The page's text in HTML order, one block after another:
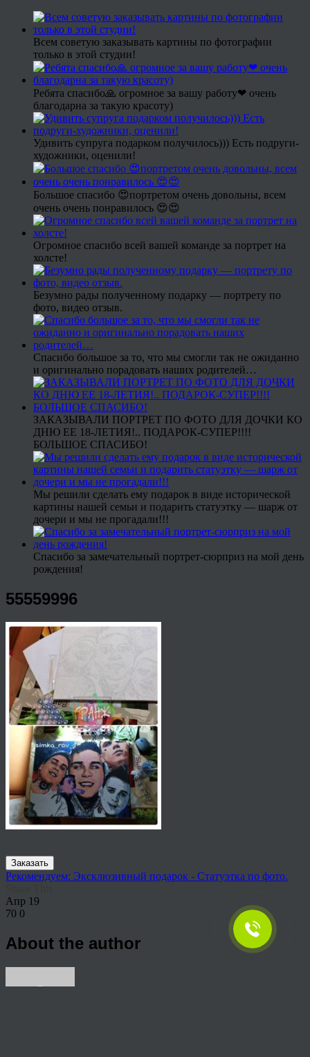
Всем советую заказывать картины по фотографии
только в этой студии!
Ребята спасибо🙏 огромное за вашу работу❤ очень
благодарна за такую красоту)
Удивить супруга подарком получилось))) Есть подруги-
художники, оценили!
Большое спасибо 😍портретом очень довольны, всем
очень очень понравилось 😍😍
Огромное спасибо всей вашей команде за портрет на
холсте!
Безумно рады полученному подарку — портрету по
фото, видео отзыв.
Спасибо большое за то, что мы смогли так не ожиданно
и оригинально порадовать наших родителей…
ЗАКАЗЫВАЛИ ПОРТРЕТ ПО ФОТО ДЛЯ ДОЧКИ КО
ДНЮ ЕЕ 18-ЛЕТИЯ!.. ПОДАРОК-СУПЕР!!!!
БОЛЬШОЕ СПАСИБО!
Мы решили сделать ему подарок в виде исторической
картины нашей семьи и подарить статуэтку — шарж от
дочери и мы не прогадали!!!
Спасибо за замечательный портрет-сюрприз на мой день
рождения!
55559996
Заказать
Рекомендуем: Эксклюзивный подарок - Статуэтка по фото.
Апр 19
70 0
About the author